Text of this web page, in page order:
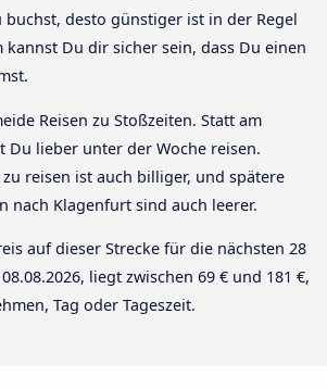
buchst, desto günstiger ist in der Regel
kannst Du dir sicher sein, dass Du einen
Reisen zu Stoßzeiten. Statt am
Du lieber unter der Woche reisen.
reisen ist auch billiger, und spätere
nach Klagenfurt sind auch leerer.
auf dieser Strecke für die nächsten 28
08.08.2026, liegt zwischen 69 € und 181 €,
Tag oder Tageszeit.